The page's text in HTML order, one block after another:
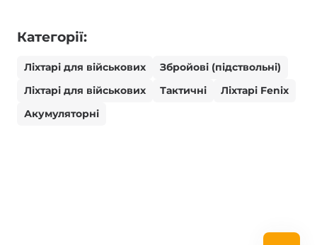
Категорії:
Ліхтарі для військових
Збройові (підствольні)
Ліхтарі для військових
Тактичні
Ліхтарі Fenix
Акумуляторні